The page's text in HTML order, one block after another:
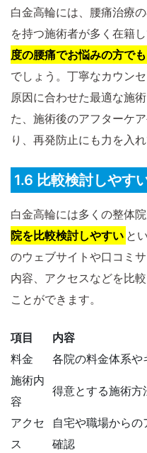
白金高輪には、腰痛治療
を持つ施術者が多く在籍し
度の腰痛でお悩みの方で
でしょう。丁寧なカウン
原因に合わせた最適な施
た、施術後のアフターケ
り、再発防止にも力を入れ
1.6 比較検討しやす
白金高輪には多くの整体院
院を比較検討しやすい と
のウェブサイトや口コミ
内容、アクセスなどを比
ことができます。
項目
内容
料金
各院の料金体系や
施術内
容
得意とする施術
アクセ
ス
自宅や職場から
確認